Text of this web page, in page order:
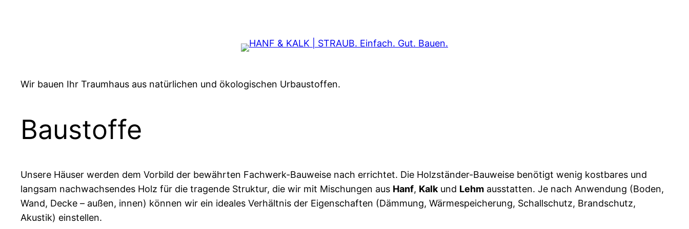
Wir bauen Ihr Traumhaus aus natürlichen und ökologischen Urbaustoffen.
Baustoffe
Unsere Häuser werden dem Vorbild der bewährten Fachwerk-Bauweise nach errichtet. Die Holzständer-Bauweise benötigt wenig kostbares und
langsam nachwachsendes Holz für die tragende Struktur, die wir mit Mischungen aus Hanf, Kalk und Lehm ausstatten. Je nach Anwendung (Boden,
Wand, Decke – außen, innen) können wir ein ideales Verhältnis der Eigenschaften (Dämmung, Wärmespeicherung, Schallschutz, Brandschutz,
Akustik) einstellen.